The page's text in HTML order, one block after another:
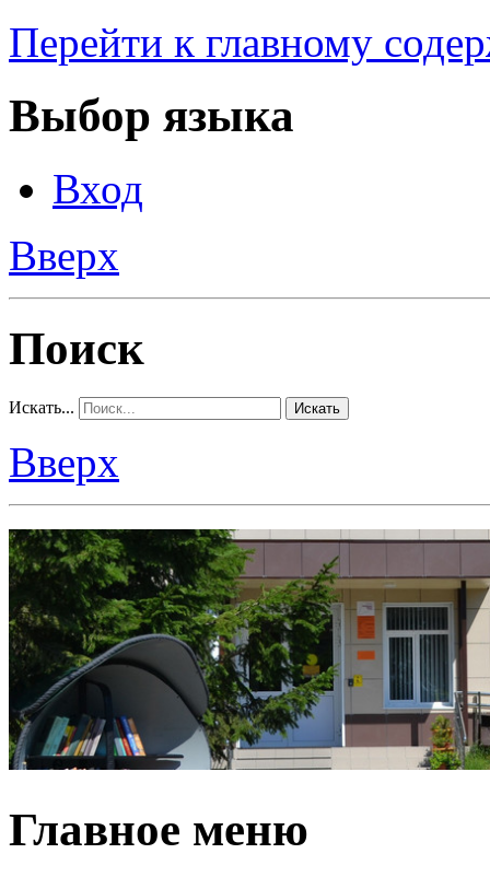
Перейти к главному
Выбор языка
Вход
Вверх
Поиск
Искать... Искать
Вверх
Главное меню